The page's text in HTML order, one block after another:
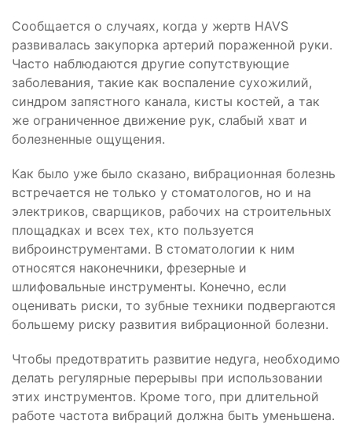
Сообщается о случаях, когда у жертв HAVS
развивалась закупорка артерий пораженной руки.
Часто наблюдаются другие сопутствующие
заболевания, такие как воспаление сухожилий,
синдром запястного канала, кисты костей, а так
же ограниченное движение рук, слабый хват и
болезненные ощущения.
Как было уже было сказано, вибрационная болезнь
встречается не только у стоматологов, но и на
электриков, сварщиков, рабочих на строительных
площадках и всех тех, кто пользуется
виброинструментами. В стоматологии к ним
относятся наконечники, фрезерные и
шлифовальные инструменты. Конечно, если
оценивать риски, то зубные техники подвергаются
большему риску развития вибрационной болезни.
Чтобы предотвратить развитие недуга, необходимо
делать регулярные перерывы при использовании
этих инструментов. Кроме того, при длительной
работе частота вибраций должна быть уменьшена.